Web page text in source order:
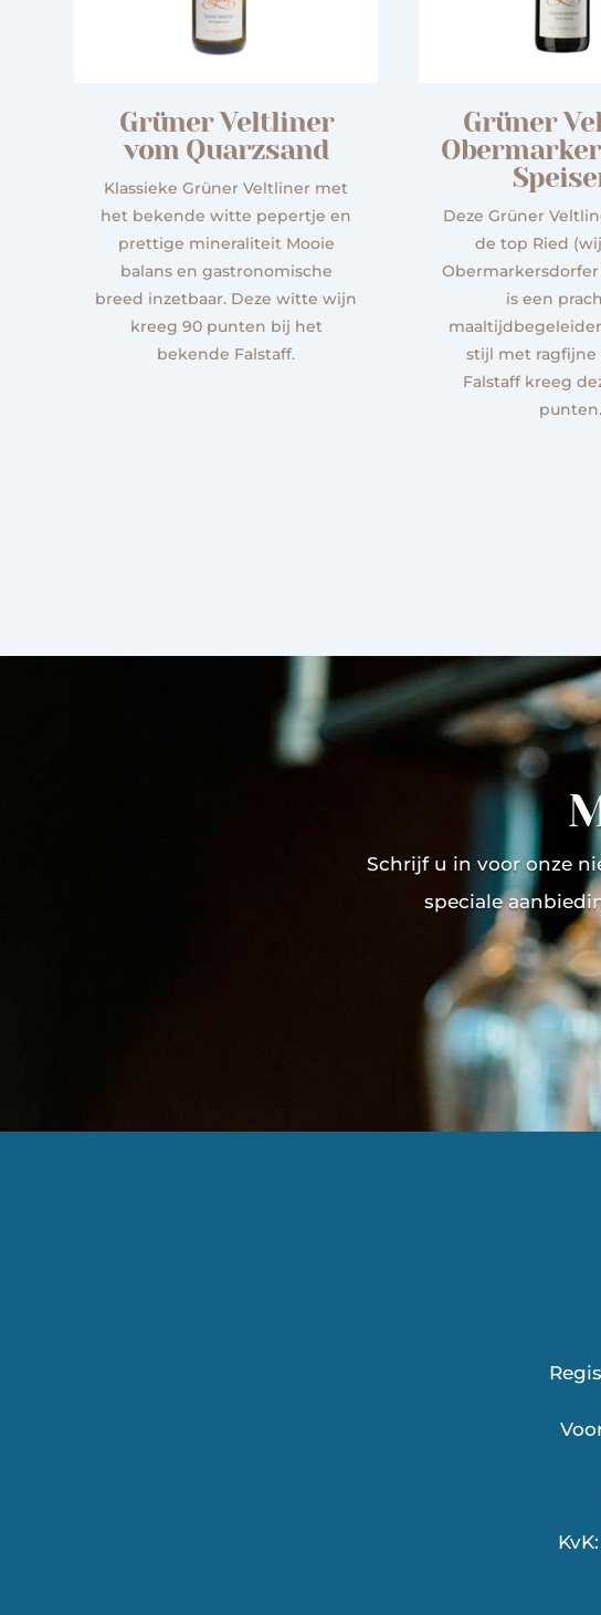
Grüner Veltliner
vom Quarzsand
Klassieke Grüner Veltliner met
het bekende witte pepertje en
prettige mineraliteit Mooie
balans en gastronomische
breed inzetbaar. Deze witte wijn
kreeg 90 punten bij het
bekende Falstaff.
Grüner
Deze Grüner
de top Ried
is een
stijl met ragfijne
Falstaff kreeg
punten.
Schrijf u in voor onze
speciale